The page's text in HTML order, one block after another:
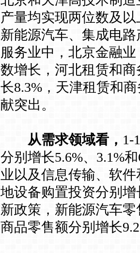
产量均实现两位数及
新能源汽车、集成电
服务业中，北京金融
数增长，河北租赁和
长8.3%，天津租赁和
献突出。
从需求领域看， 1-
分别增长5.6%、3.1%
业以及信息传输、软
地设备购置投资分别增
新政策，新能源汽车
商品零售额分别增长